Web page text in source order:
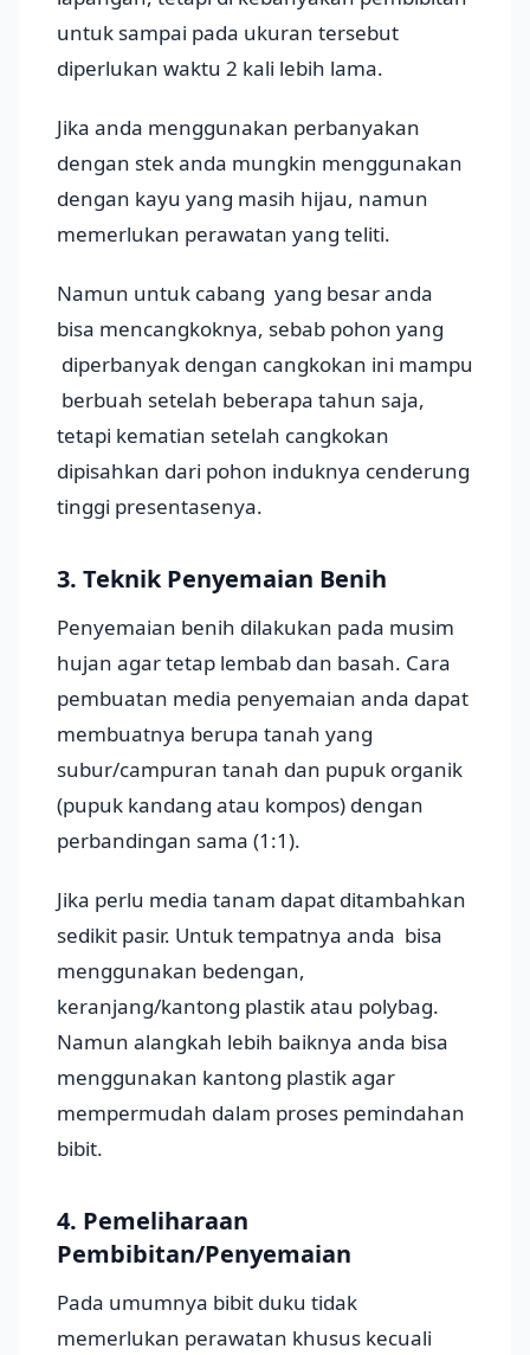
untuk sampai pada ukuran tersebut
diperlukan waktu 2 kali lebih lama.
Jika anda menggunakan perbanyakan
dengan stek anda mungkin menggunakan
dengan kayu yang masih hijau, namun
memerlukan perawatan yang teliti.
Namun untuk cabang yang besar anda
bisa mencangkoknya, sebab pohon yang
diperbanyak dengan cangkokan ini mampu
berbuah setelah beberapa tahun saja,
tetapi kematian setelah cangkokan
dipisahkan dari pohon induknya cenderung
tinggi presentasenya.
3. Teknik Penyemaian Benih
Penyemaian benih dilakukan pada musim
hujan agar tetap lembab dan basah. Cara
pembuatan media penyemaian anda dapat
membuatnya berupa tanah yang
subur/campuran tanah dan pupuk organik
(pupuk kandang atau kompos) dengan
perbandingan sama (1:1).
Jika perlu media tanam dapat ditambahkan
sedikit pasir. Untuk tempatnya anda bisa
menggunakan bedengan,
keranjang/kantong plastik atau polybag.
Namun alangkah lebih baiknya anda bisa
menggunakan kantong plastik agar
mempermudah dalam proses pemindahan
bibit.
4. Pemeliharaan
Pembibitan/Penyemaian
Pada umumnya bibit duku tidak
memerlukan perawatan khusus kecuali